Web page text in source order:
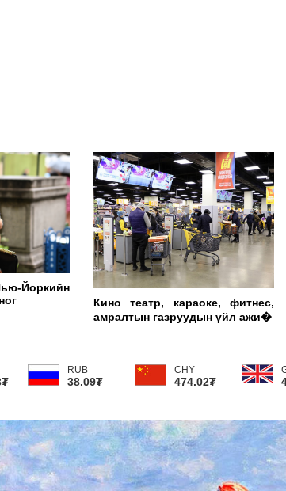
ЭНЭ
сарын
Кино театр, караоке, фитнес,
амралтын газруудын үйл ажи�
RUB
38.09₮
CHY
474.02₮